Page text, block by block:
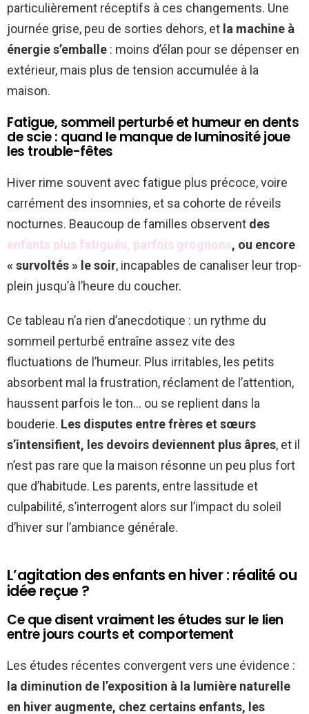
particulièrement réceptifs à ces changements. Une
journée grise, peu de sorties dehors, et la machine à
énergie s’emballe : moins d’élan pour se dépenser en
extérieur, mais plus de tension accumulée à la
maison.
Fatigue, sommeil perturbé et humeur en dents
de scie : quand le manque de luminosité joue
les trouble-fêtes
Hiver rime souvent avec fatigue plus précoce, voire
carrément des insomnies, et sa cohorte de réveils
nocturnes. Beaucoup de familles observent des
enfants plus fatigués, parfois grognons, ou encore
« survoltés » le soir, incapables de canaliser leur trop-
plein jusqu’à l’heure du coucher.
Ce tableau n’a rien d’anecdotique : un rythme du
sommeil perturbé entraîne assez vite des
fluctuations de l’humeur. Plus irritables, les petits
absorbent mal la frustration, réclament de l’attention,
haussent parfois le ton… ou se replient dans la
bouderie. Les disputes entre frères et sœurs
s’intensifient, les devoirs deviennent plus âpres, et il
n’est pas rare que la maison résonne un peu plus fort
que d’habitude. Les parents, entre lassitude et
culpabilité, s’interrogent alors sur l’impact du soleil
d’hiver sur l’ambiance générale.
L’agitation des enfants en hiver : réalité ou
idée reçue ?
Ce que disent vraiment les études sur le lien
entre jours courts et comportement
Les études récentes convergent vers une évidence :
la diminution de l’exposition à la lumière naturelle
en hiver augmente, chez certains enfants, les